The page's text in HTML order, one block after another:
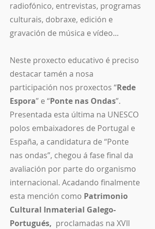
radiofónico, entrevistas, programas
culturais, dobraxe, edición e
gravación de música e vídeo...
Neste proxecto educativo é preciso
destacar tamén a nosa
participación nos proxectos “Rede
Espora” e “Ponte nas Ondas”.
Presentada esta última na UNESCO
polos embaixadores de Portugal e
España, a candidatura de “Ponte
nas ondas”, chegou á fase final da
avaliación por parte do organismo
internacional. Acadando finalmente
esta mención como Patrimonio
Cultural Inmaterial Galego-
Portugués, proclamadas na XVII